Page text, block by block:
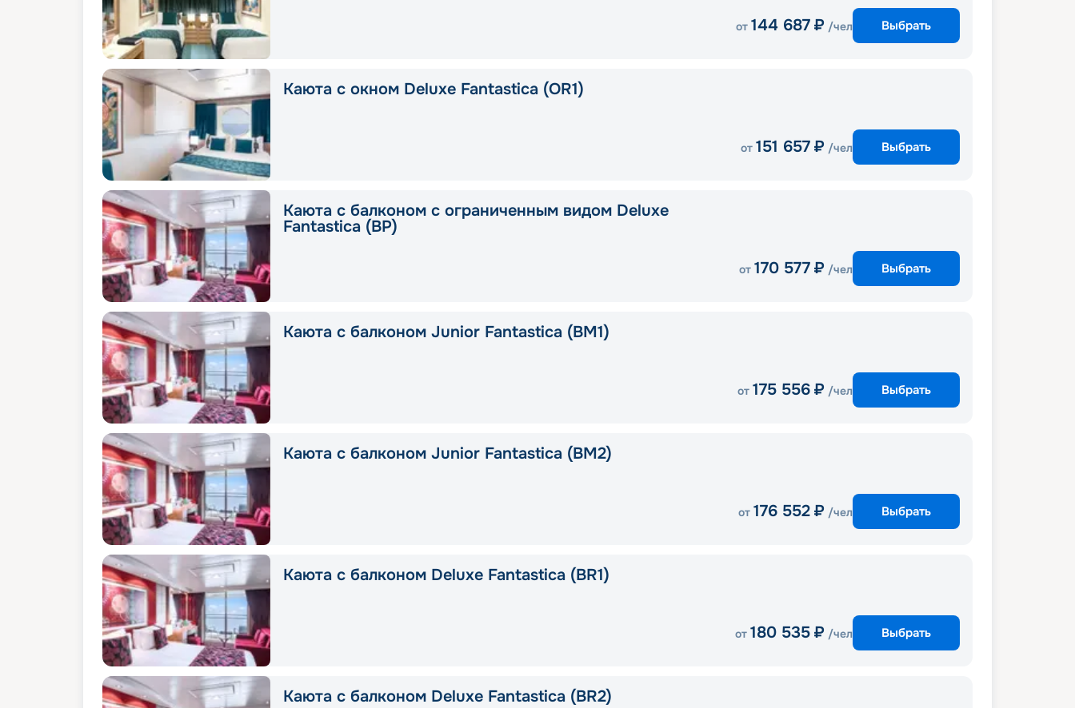
от 144 687 ₽ /чел Выбрать
Каюта с окном Deluxe Fantastica (OR1)
от 151 657 ₽ /чел Выбрать
Каюта с балконом с ограниченным видом Deluxe
Fantastica (BP)
от 170 577 ₽ /чел Выбрать
Каюта с балконом Junior Fantastica (BM1)
от 175 556 ₽ /чел Выбрать
Каюта с балконом Junior Fantastica (BM2)
от 176 552 ₽ /чел Выбрать
Каюта с балконом Deluxe Fantastica (BR1)
от 180 535 ₽ /чел Выбрать
Каюта с балконом Deluxe Fantastica (BR2)